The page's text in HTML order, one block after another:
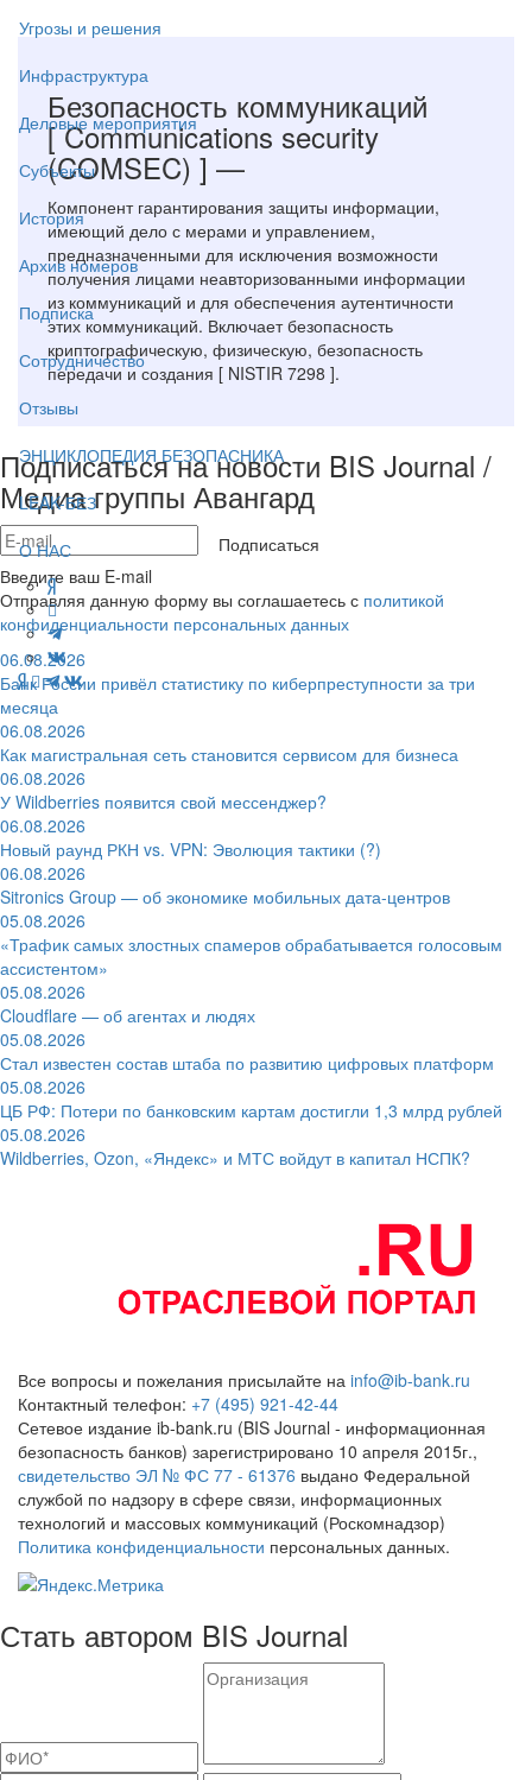
Угрозы и решения
Инфраструктура
Деловые мероприятия
Субъекты
История
Архив номеров
Подписка
Сотрудничество
Отзывы
ЭНЦИКЛОПЕДИЯ БЕЗОПАСНИКА
LEAK-БЕЗ
О НАС
Безопасность коммуникаций
[ Communications security
(COMSEC) ] —
Компонент гарантирования защиты информации,
имеющий дело с мерами и управлением,
предназначенными для исключения возможности
получения лицами неавторизованными информации
из коммуникаций и для обеспечения аутентичности
этих коммуникаций. Включает безопасность
криптографическую, физическую, безопасность
передачи и создания [ NISTIR 7298 ].
Подписаться на новости BIS Journal /
Медиа группы Авангард
Подписаться
Введите ваш E-mail
Отправляя данную форму вы соглашаетесь с политикой
конфиденциальности персональных данных
06.08.2026
Банк России привёл статистику по киберпреступности за три
месяца
06.08.2026
Как магистральная сеть становится сервисом для бизнеса
06.08.2026
У Wildberries появится свой мессенджер?
06.08.2026
Новый раунд РКН vs. VPN: Эволюция тактики (?)
06.08.2026
Sitronics Group — об экономике мобильных дата-центров
05.08.2026
«Трафик самых злостных спамеров обрабатывается голосовым
ассистентом»
05.08.2026
Cloudflare — об агентах и людях
05.08.2026
Стал известен состав штаба по развитию цифровых платформ
05.08.2026
ЦБ РФ: Потери по банковским картам достигли 1,3 млрд рублей
05.08.2026
Wildberries, Ozon, «Яндекс» и МТС войдут в капитал НСПК?
Все вопросы и пожелания присылайте на info@ib-bank.ru
Контактный телефон: +7 (495) 921-42-44
Сетевое издание ib-bank.ru (BIS Journal - информационная
безопасность банков) зарегистрировано 10 апреля 2015г.,
свидетельство ЭЛ № ФС 77 - 61376 выдано Федеральной
службой по надзору в сфере связи, информационных
технологий и массовых коммуникаций (Роскомнадзор)
Политика конфиденциальности персональных данных.
Стать автором BIS Journal